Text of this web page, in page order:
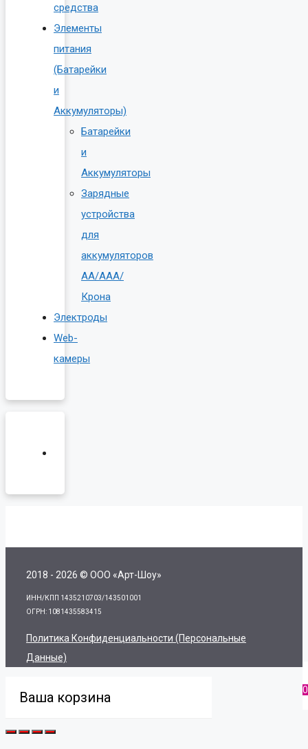
средства
Элементы
питания
(Батарейки
и
Аккумуляторы)
Батарейки
и
Аккумуляторы
Зарядные
устройства
для
аккумуляторов
AA/AAA/
Крона
Электроды
Web-
камеры
2018 - 2026 © ООО «Арт-Шоу»
ИНН/КПП 1435210703/143501001
ОГРН: 1081435583415
Политика Конфиденциальности (персональные
Данные)
0
Ваша корзина